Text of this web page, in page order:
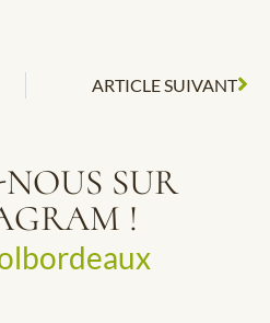
ARTICLE SUIVANT
SUR
!